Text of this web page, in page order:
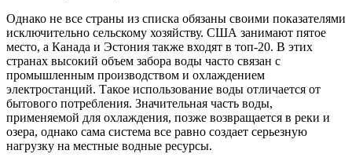
Однако не все страны из списка обязаны своими показателями
исключительно сельскому хозяйству. США занимают пятое
место, а Канада и Эстония также входят в топ-20. В этих
странах высокий объем забора воды часто связан с
промышленным производством и охлаждением
электростанций. Такое использование воды отличается от
бытового потребления. Значительная часть воды,
применяемой для охлаждения, позже возвращается в реки и
озера, однако сама система все равно создает серьезную
нагрузку на местные водные ресурсы.